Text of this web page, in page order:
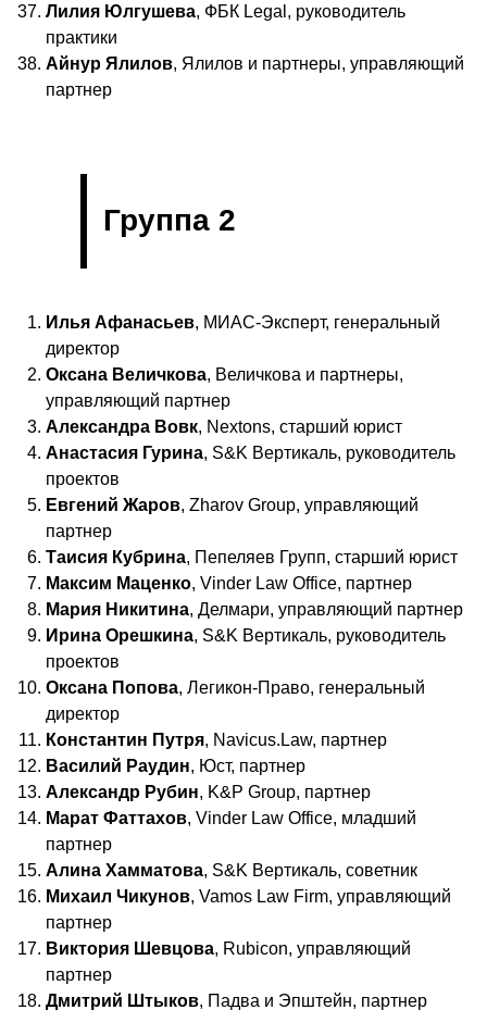
Лилия Юлгушева, ФБК Legal, руководитель
практики
Айнур Ялилов, Ялилов и партнеры, управляющий
партнер
Группа 2
Илья Афанасьев, МИАС-Эксперт, генеральный
директор
Оксана Величкова, Величкова и партнеры,
управляющий партнер
Александра Вовк, Nextons, старший юрист
Анастасия Гурина, S&K Вертикаль, руководитель
проектов
Евгений Жаров, Zharov Group, управляющий
партнер
Таисия Кубрина, Пепеляев Групп, старший юрист
Максим Маценко, Vinder Law Office, партнер
Мария Никитина, Делмари, управляющий партнер
Ирина Орешкина, S&K Вертикаль, руководитель
проектов
Оксана Попова, Легикон-Право, генеральный
директор
Константин Путря, Navicus.Law, партнер
Василий Раудин, Юст, партнер
Александр Рубин, K&P Group, партнер
Марат Фаттахов, Vinder Law Office, младший
партнер
Алина Хамматова, S&K Вертикаль, советник
Михаил Чикунов, Vamos Law Firm, управляющий
партнер
Виктория Шевцова, Rubicon, управляющий
партнер
Дмитрий Штыков, Падва и Эпштейн, партнер